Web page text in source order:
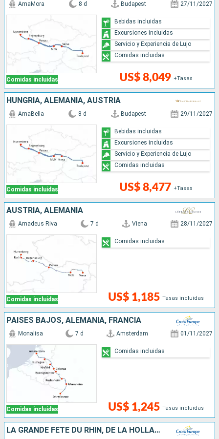
Comidas incluidas
AmaMora 8 d Budapest 27/11/2027
US$ 8,049 +Tasas
Bebidas incluidas
Excursiones incluidas
Servicio y Experiencia de Lujo
Comidas incluidas
HUNGRÍA, ALEMANIA, AUSTRIA
Comidas incluidas
AmaBella 8 d Budapest 29/11/2027
US$ 8,477 +Tasas
Bebidas incluidas
Excursiones incluidas
Servicio y Experiencia de Lujo
Comidas incluidas
AUSTRIA, ALEMANIA
Comidas incluidas
Amadeus Riva 7 d Viena 28/11/2027
US$ 1,185 Tasas incluidas
Comidas incluidas
PAISES BAJOS, ALEMANIA, FRANCIA
Comidas incluidas
Monalisa 7 d Amsterdam 01/11/2027
US$ 1,245 Tasas incluidas
Comidas incluidas
LA GRANDE FÊTE DU RHIN, DE LA HOLLANDE À LA VALLÉE DU RHIN ROMANTIQUE - CROISIÈRE CULTURELLE, GOURMANDE ET FESTIVE